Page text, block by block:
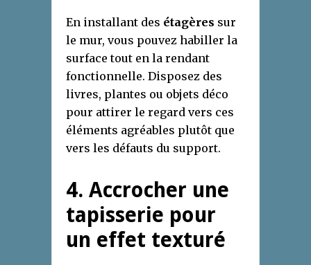
En installant des étagères sur
le mur, vous pouvez habiller la
surface tout en la rendant
fonctionnelle. Disposez des
livres, plantes ou objets déco
pour attirer le regard vers ces
éléments agréables plutôt que
vers les défauts du support.
4. Accrocher une
tapisserie pour
un effet texturé